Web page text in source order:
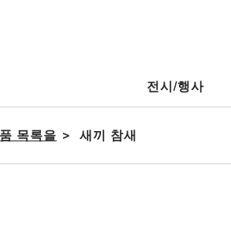
전시/행사
목록을 새끼 참새